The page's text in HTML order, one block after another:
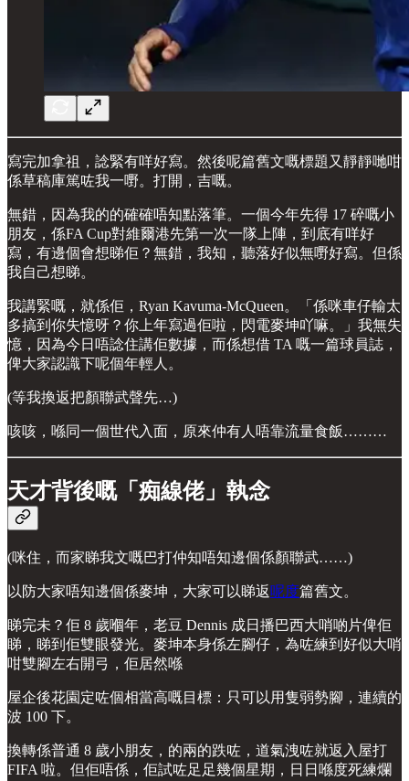
寫完加拿祖，諗緊有咩好寫。然後呢篇舊文嘅標題又靜靜哋咁
係草稿庫篤咗我一嘢。打開，吉嘅。
無錯，因為我的的確確唔知點落筆。一個今年先得 17 碎嘅小
朋友，係FA Cup對維爾港先第一次一隊上陣，到底有咩好
寫，有邊個會想睇佢？無錯，我知，聽落好似無嘢好寫。但係
我自己想睇。
我講緊嘅，就係佢，Ryan Kavuma-McQueen。「係咪車仔輸太
多搞到你失憶呀？你上年寫過佢啦，閃電麥坤吖嘛。」我無失
憶，因為今日唔諗住講佢數據，而係想借 TA 嘅一篇球員誌，
俾大家認識下呢個年輕人。
(等我換返把顏聯武聲先…)
咳咳，喺同一個世代入面，原來仲有人唔靠流量食飯………
天才背後嘅「痴線佬」執念
(咪住，而家睇我文嘅巴打仲知唔知邊個係顏聯武……)
以防大家唔知邊個係麥坤，大家可以睇返呢度篇舊文。
睇完未？佢 8 歲嗰年，老豆 Dennis 成日播巴西大哨啲片俾佢
睇，睇到佢雙眼發光。麥坤本身係左腳仔，為咗練到好似大哨
咁雙腳左右開弓，佢居然喺
屋企後花園定咗個相當高嘅目標：只可以用隻弱勢腳，連續的
波 100 下。
換轉係普通 8 歲小朋友，的兩的跌咗，道氣洩咗就返入屋打
FIFA 啦。但佢唔係，佢試咗足足幾個星期，日日喺度死練爛